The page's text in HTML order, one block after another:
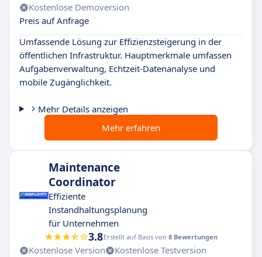
Kostenlose Demoversion
Preis auf Anfrage
Umfassende Lösung zur Effizienzsteigerung in der
öffentlichen Infrastruktur. Hauptmerkmale umfassen
Aufgabenverwaltung, Echtzeit-Datenanalyse und
mobile Zugänglichkeit.
Mehr Details anzeigen
Mehr erfahren
Maintenance
Coordinator
Effiziente
Instandhaltungsplanung
für Unternehmen
3.8Erstellt auf Basis von 8 Bewertungen
Kostenlose Version
Kostenlose Testversion